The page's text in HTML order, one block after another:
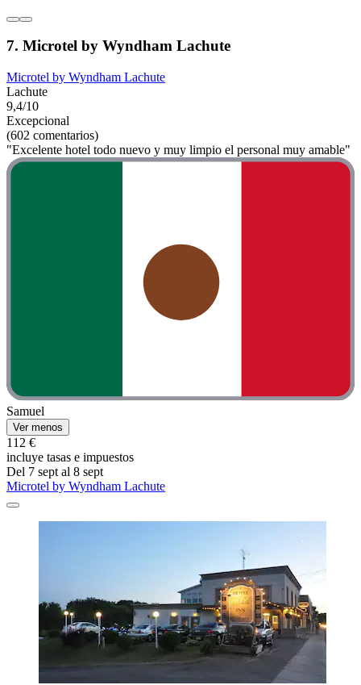
7. Microtel by Wyndham Lachute
Microtel by Wyndham Lachute
Lachute
9,4/10
Excepcional
(602 comentarios)
"Excelente hotel todo nuevo y muy limpio el personal muy amable"
Samuel
Ver menos
112 €
incluye tasas e impuestos
Del 7 sept al 8 sept
Microtel by Wyndham Lachute